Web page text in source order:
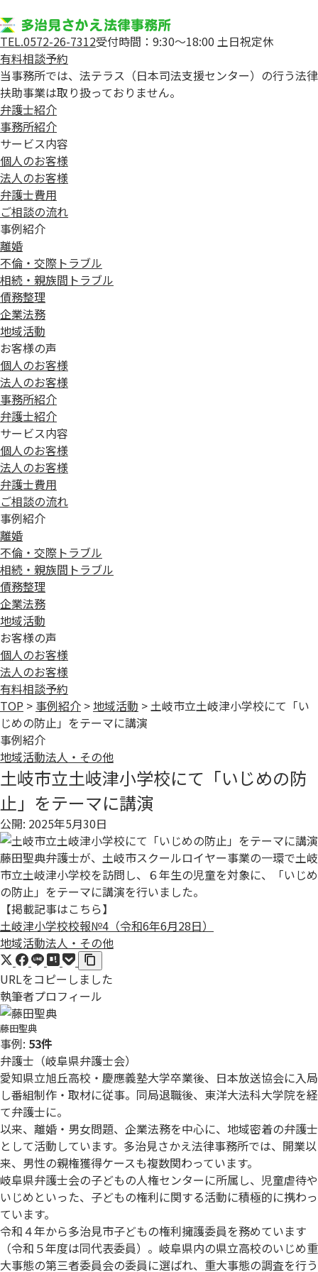
TEL.0572-26-7312受付時間：9:30～18:00 土日祝定休
有料相談予約
当事務所では、法テラス（日本司法支援センター）の行う法律
扶助事業は取り扱っておりません。
弁護士紹介
事務所紹介
サービス内容
個人のお客様
法人のお客様
弁護士費用
ご相談の流れ
事例紹介
離婚
不倫・交際トラブル
相続・親族間トラブル
債務整理
企業法務
地域活動
お客様の声
個人のお客様
法人のお客様
事務所紹介
弁護士紹介
サービス内容
個人のお客様
法人のお客様
弁護士費用
ご相談の流れ
事例紹介
離婚
不倫・交際トラブル
相続・親族間トラブル
債務整理
企業法務
地域活動
お客様の声
個人のお客様
法人のお客様
有料相談予約
TOP > 事例紹介 >地域活動 >土岐市立土岐津小学校にて「い
じめの防止」をテーマに講演
事例紹介
地域活動法人・その他
土岐市立土岐津小学校にて「いじめの防
止」をテーマに講演
公開: 2025年5月30日
藤田聖典弁護士が、土岐市スクールロイヤー事業の一環で土岐
市立土岐津小学校を訪問し、６年生の児童を対象に、「いじめ
の防止」をテーマに講演を行いました。
【掲載記事はこちら】
土岐津小学校校報№4（令和6年6月28日）
地域活動法人・その他
URLをコピーしました
執筆者プロフィール
藤田聖典
事例: 53件
弁護士（岐阜県弁護士会）
愛知県立旭丘高校・慶應義塾大学卒業後、日本放送協会に入局
し番組制作・取材に従事。同局退職後、東洋大法科大学院を経
て弁護士に。
以来、離婚・男女問題、企業法務を中心に、地域密着の弁護士
として活動しています。多治見さかえ法律事務所では、開業以
来、男性の親権獲得ケースも複数関わっています。
岐阜県弁護士会の子どもの人権センターに所属し、児童虐待や
いじめといった、子どもの権利に関する活動に積極的に携わっ
ています。
令和４年から多治見市子どもの権利擁護委員を務めています
（令和５年度は同代表委員）。岐阜県内の県立高校のいじめ重
大事態の第三者委員会の委員に選ばれ、重大事態の調査を行う